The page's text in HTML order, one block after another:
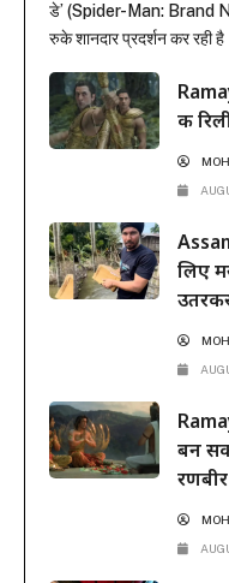
डे’ (Spider-Man: Brand
रुके शानदार प्रदर्शन कर रही
बनाए रखी है। रिलीज के...
की
लिए
उतरकर
बन
रणबीर